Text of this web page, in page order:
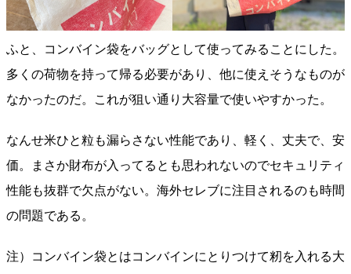
ふと、コンバイン袋をバッグとして使ってみることにした。
多くの荷物を持って帰る必要があり、他に使えそうなものが
なかったのだ。これが狙い通り大容量で使いやすかった。
なんせ米ひと粒も漏らさない性能であり、軽く、丈夫で、安
価。まさか財布が入ってるとも思われないのでセキュリティ
性能も抜群で欠点がない。海外セレブに注目されるのも時間
の問題である。
注）コンバイン袋とはコンバインにとりつけて籾を入れる大